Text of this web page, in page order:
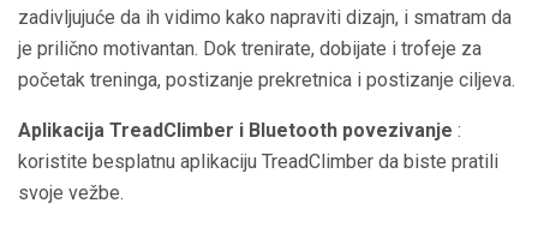
zadivljujuće da ih vidimo kako napraviti dizajn, i smatram da
je prilično motivantan. Dok trenirate, dobijate i trofeje za
početak treninga, postizanje prekretnica i postizanje ciljeva.
Aplikacija TreadClimber i Bluetooth povezivanje :
koristite besplatnu aplikaciju TreadClimber da biste pratili
svoje vežbe.